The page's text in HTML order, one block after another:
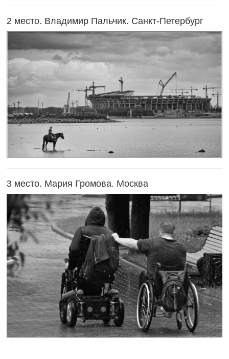
2 место. Владимир Пальчик. Санкт-Петербург
3 место. Мария Громова. Москва